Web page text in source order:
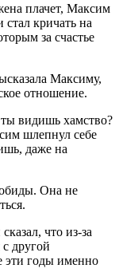
плачет, Максим
кричать на
за счастье
Максиму,
отношение.
видишь хамство?
шлепнул себе
даже на
Она не
что из-за
другой
эти годы именно